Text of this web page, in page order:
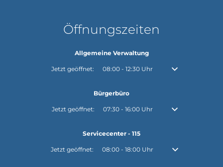
Öffnungszeiten
Allgemeine Verwaltung
Klicken, um weitere Öffnungs- oder Schließzeiten
Jetzt geöffnet: 08:00 - 12:30 Uhr Von 08:00 bis
Bürgerbüro
Klicken, um weitere Öffnungs- oder Schließzeiten
Jetzt geöffnet: 07:30- 16:00Uhr Von 07:30 bis
Servicecenter - 115
Klicken, um weitere Öffnungs- oder Schließzeiten
Jetzt geöffnet: 08:00 - 18:00 Uhr Von 08:00 bis